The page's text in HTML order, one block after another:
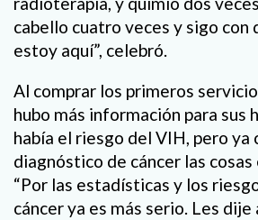
cabello cuatro veces y sigo con
estoy aquí”, celebró.
Al comprar los primeros
hubo más información para sus
había el riesgo del VIH, pero ya
diagnóstico de cáncer las
“Por las estadísticas y los
cáncer ya es más serio. Les dije